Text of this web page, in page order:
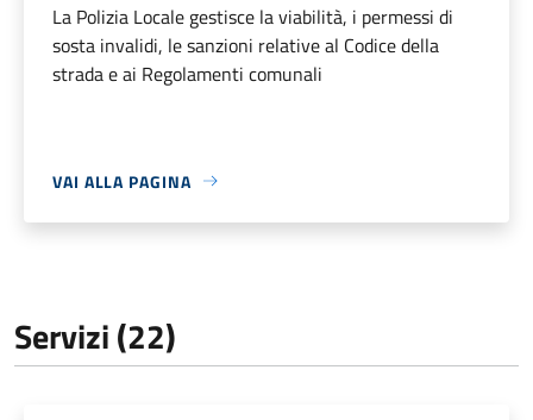
La Polizia Locale gestisce la viabilità, i permessi di
sosta invalidi, le sanzioni relative al Codice della
strada e ai Regolamenti comunali
VAI ALLA PAGINA
Servizi (22)